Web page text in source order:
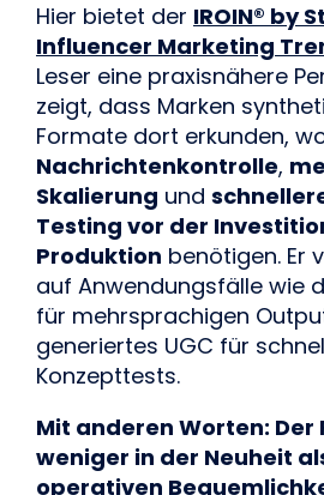
Hier bietet der IROIN® by
Influencer Marketing
Leser eine praxisnähere
zeigt, dass Marken
Formate dort erkunden,
Nachrichtenkontrolle,
Skalierung und
Testing vor der
Produktion benötigen. Er
auf Anwendungsfälle wie
für mehrsprachigen
generiertes UGC für
Konzepttests.
Mit anderen Worten: Der
weniger in der Neuheit
operativen